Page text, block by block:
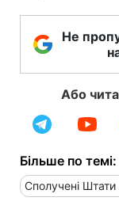
Не
Або
Більше по темі:
Сполучені